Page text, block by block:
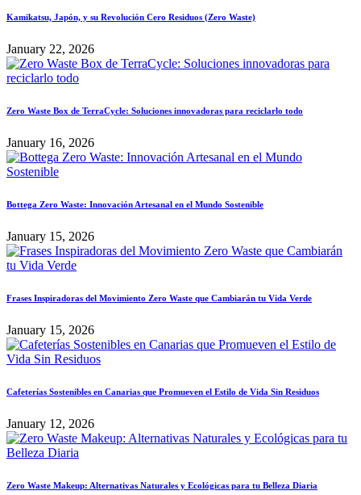
Kamikatsu, Japón, y su Revolución Cero Residuos (Zero Waste)
January 22, 2026
Zero Waste Box de TerraCycle: Soluciones innovadoras para reciclarlo todo
January 16, 2026
Bottega Zero Waste: Innovación Artesanal en el Mundo Sostenible
January 15, 2026
Frases Inspiradoras del Movimiento Zero Waste que Cambiarán tu Vida Verde
January 15, 2026
Cafeterías Sostenibles en Canarias que Promueven el Estilo de Vida Sin Residuos
January 12, 2026
Zero Waste Makeup: Alternativas Naturales y Ecológicas para tu Belleza Diaria